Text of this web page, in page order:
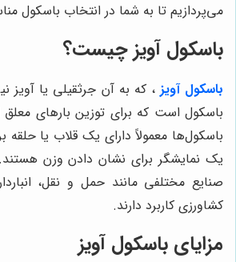
می‌پردازیم تا به شما در انتخاب باسکول
باسکول آویز چیست؟
باسکول آویز ، که به آن جرثقیلی یا آویز
باسکول است که برای توزین بارهای
باسکول‌ها معمولاً دارای یک قلاب یا حلقه
یک نمایشگر برای نشان دادن وزن
صنایع مختلفی مانند حمل و نقل،
کشاورزی کاربرد دارند.
مزایای باسکول آویز